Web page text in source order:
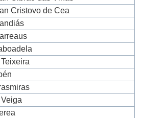
Cristovo de Cea
Teixeira
Veiga